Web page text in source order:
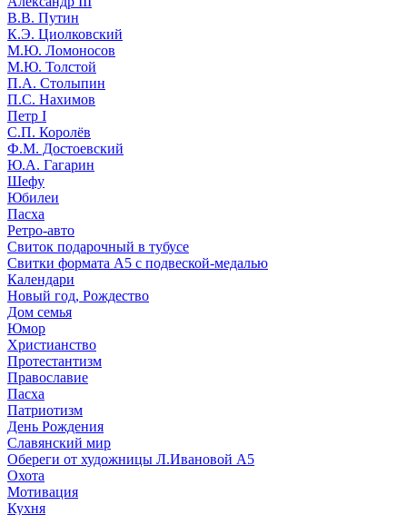
В.В. Путин
К.Э. Циолковский
М.Ю. Ломоносов
М.Ю. Толстой
П.А. Столыпин
П.С. Нахимов
Петр I
С.П. Королёв
Ф.М. Достоевский
Ю.А. Гагарин
Шефу
Юбилеи
Пасха
Ретро-авто
Свиток подарочный в тубусе
Свитки формата А5 с подвеской-медалью
Календари
Новый год, Рождество
Дом семья
Юмор
Христианство
Протестантизм
Православие
Пасха
Патриотизм
День Рождения
Славянский мир
Обереги от художницы Л.Ивановой А5
Охота
Мотивация
Кухня